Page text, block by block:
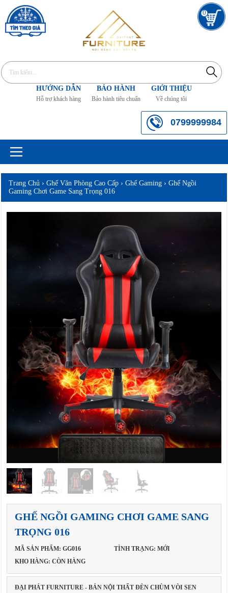
0
HƯỚNG DẪN
Hỗ trợ khách hàng
BẢO HÀNH
Bảo hành tiêu chuẩn
GIỚI THIỆU
Về chúng tôi
0799999984
Trang Chủ ›Ghế Văn Phòng Cao Cấp ›Ghế Gaming ›Ghế Ngồi
Gaming Chơi Game Sang Trọng 016
GHẾ NGỒI GAMING CHƠI GAME SANG
TRỌNG 016
MÃ SẢN PHẨM: GG016
TÌNH TRẠNG: MỚI
KHO HÀNG: CÒN HÀNG
ĐẠI PHÁT FURNITURE - BÁN NỘI THẤT ĐÈN CHÙM VÒI SEN